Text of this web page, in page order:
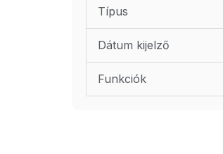
Típus
Dátum kijelző
Funkciók